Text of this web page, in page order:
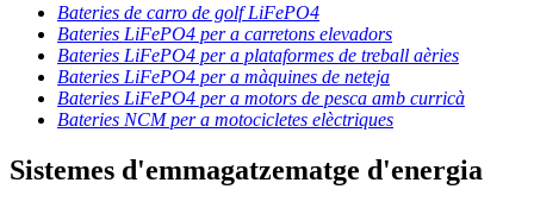
Bateries de carro de golf LiFePO4
Bateries LiFePO4 per a carretons elevadors
Bateries LiFePO4 per a plataformes de treball aèries
Bateries LiFePO4 per a màquines de neteja
Bateries LiFePO4 per a motors de pesca amb curricà
Bateries NCM per a motocicletes elèctriques
Sistemes d'emmagatzematge d'energia